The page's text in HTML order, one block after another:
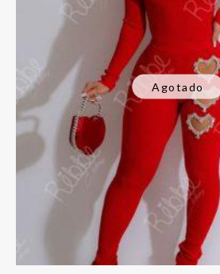
Agotado